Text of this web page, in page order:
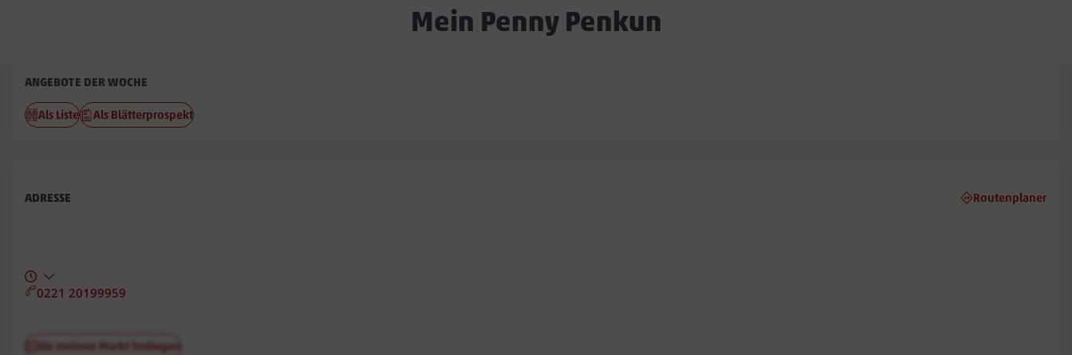
Mein Penny Penkun
Penny
Penkun
ANGEBOTE DER WOCHE
Als Liste Als Blätterprospekt
ADRESSE Routenplaner
0221 20199959
Als meinen Markt festlegen